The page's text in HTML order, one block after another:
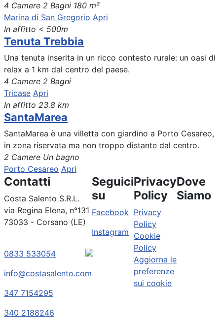
4 Camere 2 Bagni 180 m²
Marina di San Gregorio Apri
In affitto < 500m
Tenuta Trebbia
Una tenuta inserita in un ricco contesto rurale: un oasi di
relax a 1 km dal centro del paese.
4 Camere 2 Bagni
Tricase Apri
In affitto 23.8 km
SantaMarea
SantaMarea è una villetta con giardino a Porto Cesareo,
in zona riservata ma non troppo distante dal centro.
2 Camere Un bagno
Porto Cesareo Apri
Contatti
Costa Salento S.R.L.
via Regina Elena, n°131
73033 - Corsano (LE)
0833 533054
info@costasalento.com
347 7154295
340 2188246
Seguici
su
Facebook
Instagram
Privacy
Policy
Privacy
Policy
Cookie
Policy
Aggiorna le
preferenze
sui cookie
Dove
Siamo